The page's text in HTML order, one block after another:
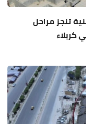
تنجز مراحل
كربلاء